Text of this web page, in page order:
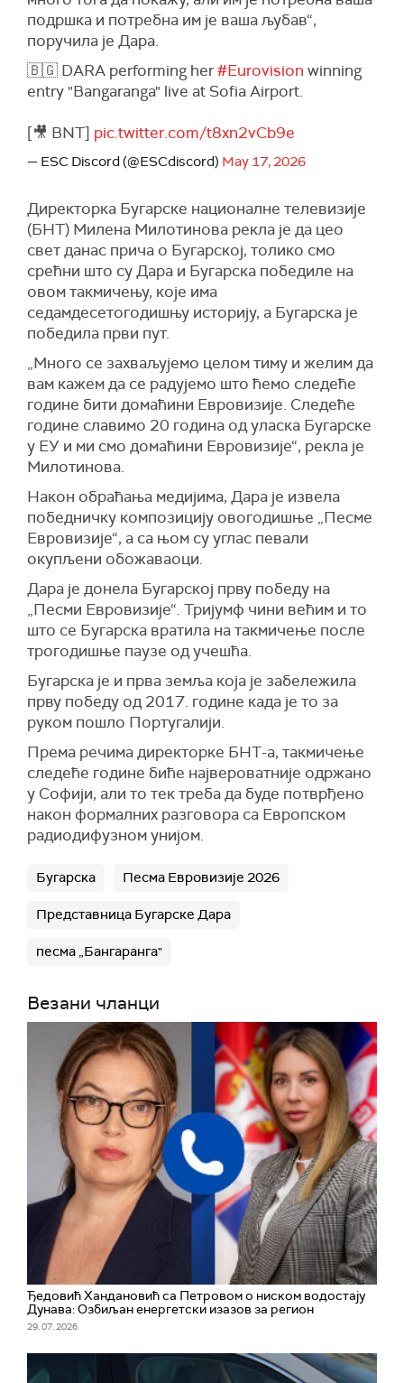
подршка и потребна им је ваша љубав“,
поручила је Дара.
🇧🇬 DARA performing her#Eurovision winning
entry "Bangaranga" live at Sofia Airport.
[🎥 BNT] pic.twitter.com/t8xn2vCb9e
— ESC Discord (@ESCdiscord) May 17, 2026
Директорка Бугарске националне телевизије
(БНТ) Милена Милотинова рекла је да цео
свет данас прича о Бугарској, толико смо
срећни што су Дара и Бугарска победиле на
овом такмичењу, које има
седамдесетогодишњу историју, а Бугарска је
победила први пут.
„Много се захваљујемо целом тиму и желим да
вам кажем да се радујемо што ћемо следеће
године бити домаћини Евровизије. Следеће
године славимо 20 година од уласка Бугарске
у ЕУ и ми смо домаћини Евровизије“, рекла је
Милотинова.
Након обраћања медијима, Дара је извела
победничку композицију овогодишње „Песме
Евровизије“, а са њом су углас певали
окупљени обожаваоци.
Дара је донела Бугарској прву победу на
„Песми Евровизије“. Тријумф чини већим и то
што се Бугарска вратила на такмичење после
трогодишње паузе од учешћа.
Бугарска је и прва земља која је забележила
прву победу од 2017. године када је то за
руком пошло Португалији.
Према речима директорке БНТ-а, такмичење
следеће године биће највероватније одржано
у Софији, али то тек треба да буде потврђено
након формалних разговора са Европском
радиодифузном унијом.
Бугарска Песма Евровизије 2026
Представница Бугарске Дара
песма „Бангаранга"
Везани чланци
Ђедовић Хандановић са Петровом о ниском водостају
Дунава: Озбиљан енергетски изазов за регион
29. 07. 2026.